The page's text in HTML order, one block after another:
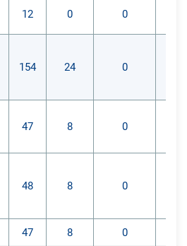
12 0 0
154 24 0
47 8 0
48 8 0
47 8 0